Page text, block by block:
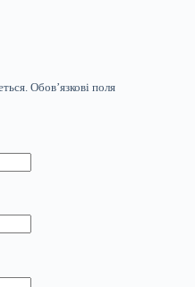
Обов’язкові поля